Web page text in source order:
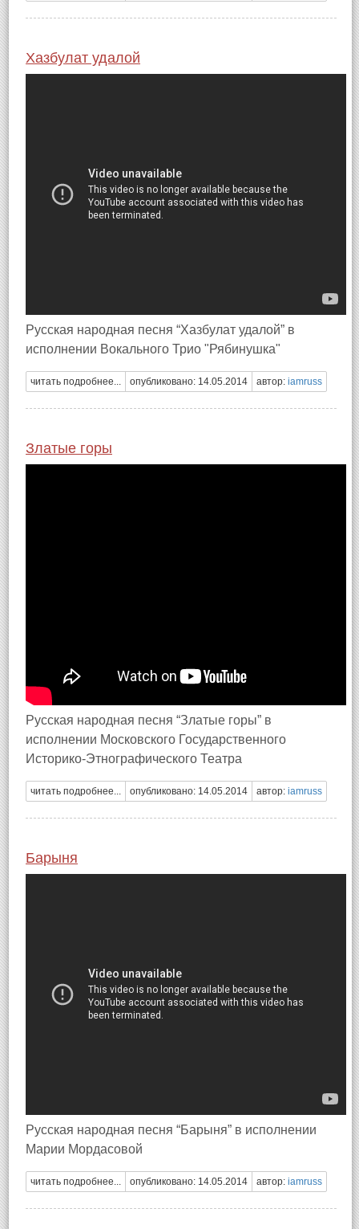
Хазбулат удалой
Русская народная песня “Хазбулат удалой” в
исполнении Вокального Трио "Рябинушка"
читать подробнее... опубликовано: 14.05.2014 автор: iamruss
Златые горы
Русская народная песня “Златые горы” в
исполнении Московского Государственного
Историко-Этнографического Театра
читать подробнее... опубликовано: 14.05.2014 автор: iamruss
Барыня
Русская народная песня “Барыня” в исполнении
Марии Мордасовой
читать подробнее... опубликовано: 14.05.2014 автор: iamruss